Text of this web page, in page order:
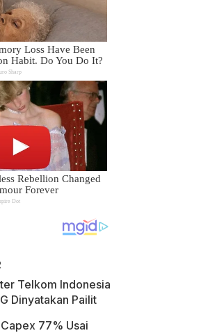
Telkom Indonesia
Dinyatakan Pailit
77% Usai